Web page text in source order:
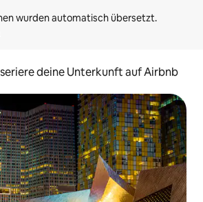
deine Unterkunft auf Airbnb